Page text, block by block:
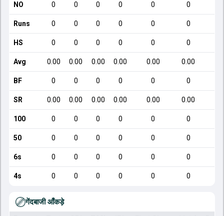
NO 0 0 0 0 0 0
Runs 0 0 0 0 0 0
HS 0 0 0 0 0 0
Avg 0.00 0.00 0.00 0.00 0.00 0.00
BF 0 0 0 0 0 0
SR 0.00 0.00 0.00 0.00 0.00 0.00
100 0 0 0 0 0 0
50 0 0 0 0 0 0
6s 0 0 0 0 0 0
4s 0 0 0 0 0 0
गेंदबाजी आँकड़े